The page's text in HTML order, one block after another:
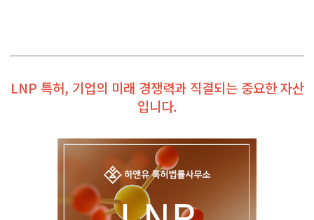
LNP 특허, 기업의 미래 경쟁력과 직결되는 중요한 자산
입니다.